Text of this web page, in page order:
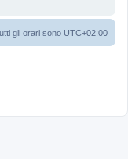
gli orari sono UTC+02:00